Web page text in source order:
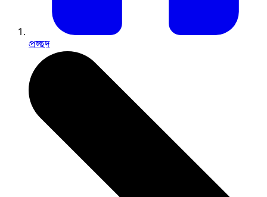
প্রচ্ছদ